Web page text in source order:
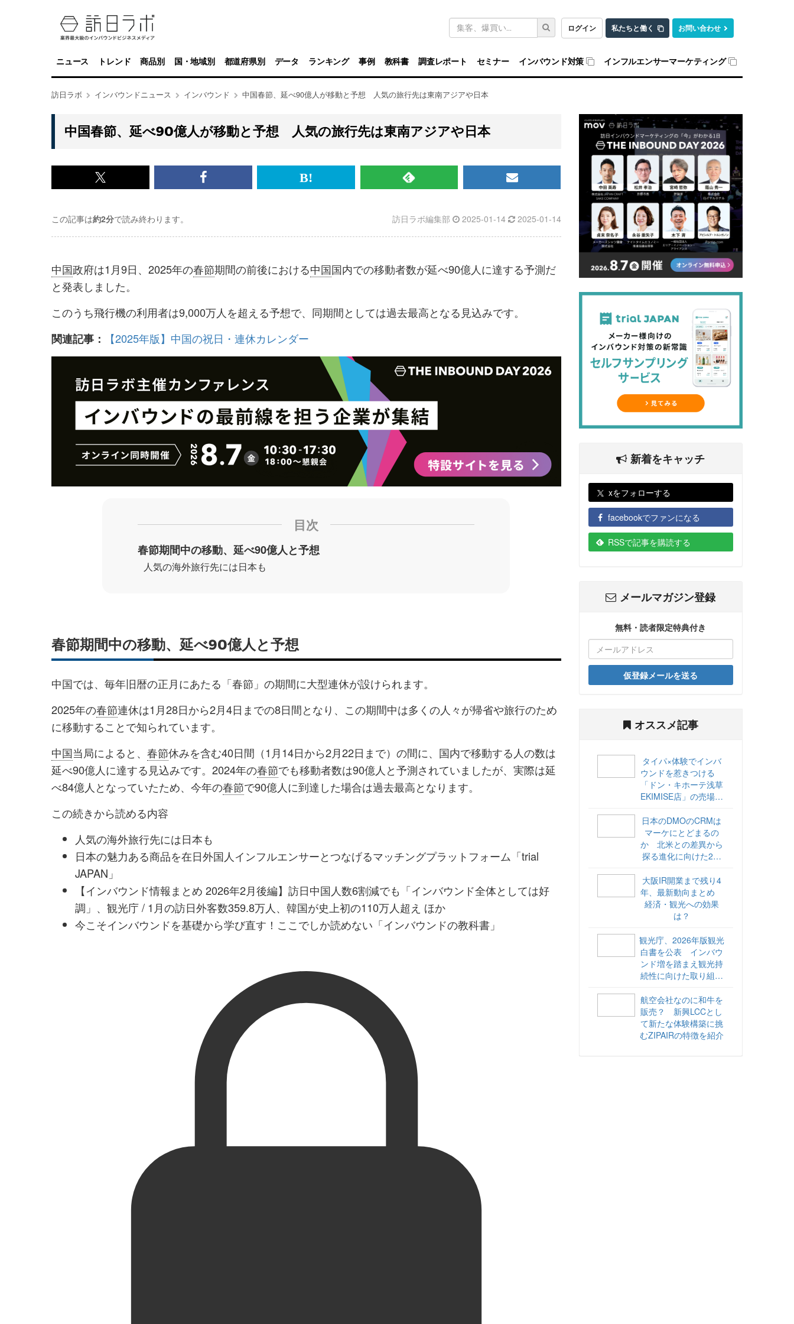
ログイン 私たちと働く お問い合わせ
キ
ワ
ド
検
索
ニュース トレンド 商品別 国・地域別 都道府県別 データ ランキング 事例 教科書 調査レポート セミナー インバウンド対策 インフルエンサーマーケティング
訪日ラボ インバウンドニュース インバウンド 中国春節、延べ90億人が移動と予想 人気の旅行先は東南アジアや日本
中国春節、延べ90億人が移動と予想 人気の旅行先は東南アジアや日本
x<br>
記
事
シ
ェ
ア
す
Facebook<br>
事
シ
ア
す
る
は
ブ
ク
ー
RSS
記
事
購
す
メ
マ
ガ
録
る
訪日ラボ編集部 2025-01-14 2025-01-14
この記事は約2分で読み終わります。
中国政府は1月9日、2025年の春節期間の前後における中国国内での移動者数が延べ90億人に達する予測だ
と発表しました。
このうち飛行機の利用者は9,000万人を超える予想で、同期間としては過去最高となる見込みです。
関連記事：
【2025年版】中国の祝日・連休カレンダー
目次
春節期間中の移動、延べ90億人と予想
人気の海外旅行先には日本も
春節期間中の移動、延べ90億人と予想
中国では、毎年旧暦の正月にあたる「春節」の期間に大型連休が設けられます。
2025年の春節連休は1月28日から2月4日までの8日間となり、この期間中は多くの人々が帰省や旅行のため
に移動することで知られています。
中国当局によると、 春節休みを含む40日間（1月14日から2月22日まで）の間に、国内で移動する人の数は
延べ90億人に達する見込みです。2024年の春節でも移動者数は90億人と予測されていましたが、実際は延
べ84億人となっていたため、今年の春節で90億人に到達した場合は過去最高となります。
この続きから読める内容
人気の海外旅行先には日本も
日本の魅力ある商品を在日外国人インフルエンサーとつなげるマッチングプラットフォーム「trial
JAPAN」
【インバウンド情報まとめ 2026年2月後編】訪日中国人数6割減でも「インバウンド全体としては好
調」、観光庁 / 1月の訪日外客数359.8万人、韓国が史上初の110万人超え ほか
今こそインバウンドを基礎から学び直す！ここでしか読めない「インバウンドの教科書」
新着をキャッチ
xをフォローする
facebookでファンになる
RSSで記事を購読する
メールマガジン登録
無料・読者限定特典付き
仮登録メールを送る
オススメ記事
タイパ×体験でインバ
ウンドを惹きつける
「ドン・キホーテ浅草
EKIMISE店」の売場づ
日本のDMOのCRMは
マーケにとどまるの
か 北米との差異から
探る進化に向けた2ス
海外DMOのリアル
vol.6】
大阪IR開業まで残り4
年、最新動向まとめ
経済・観光への効果
は？
観光庁、2026年版観光
白書を公表 インバウ
ンド増を踏まえ観光持
続性に向けた取り組み
航空会社なのに和牛を
販売？ 新興LCCとし
て新たな体験構築に挑
むZIPAIRの特徴を紹介